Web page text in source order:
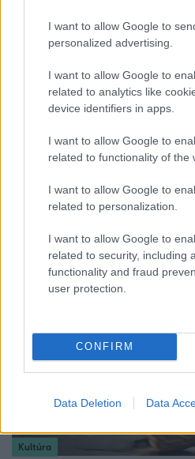
I want to allow Google to
personalized advertising.
I want to allow Google to
related to analytics like
device identifiers in apps.
I want to allow Google to
related to functionality of the
I want to allow Google to
related to personalization.
I want to allow Google to
related to security, including
functionality and fraud
user protection.
CONFIRM
Data Deletion Data
"Nekem ő volt a herceg
Kultúra